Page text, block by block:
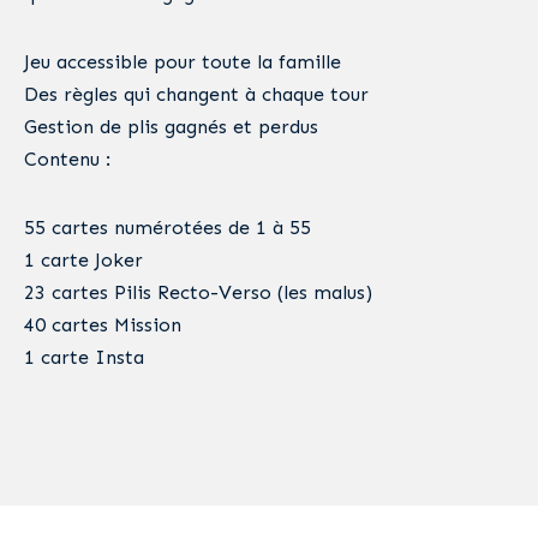
Jeu accessible pour toute la famille
Des règles qui changent à chaque tour
Gestion de plis gagnés et perdus
Contenu :
55 cartes numérotées de 1 à 55
1 carte Joker
23 cartes Pilis Recto-Verso (les malus)
40 cartes Mission
1 carte Insta